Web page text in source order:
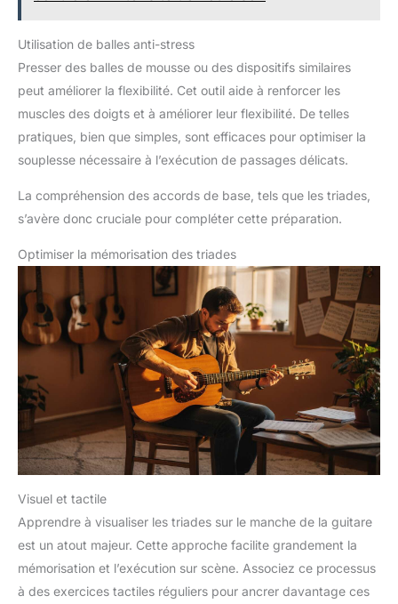
Utilisation de balles anti-stress
Presser des balles de mousse ou des dispositifs similaires
peut améliorer la flexibilité. Cet outil aide à renforcer les
muscles des doigts et à améliorer leur flexibilité. De telles
pratiques, bien que simples, sont efficaces pour optimiser la
souplesse nécessaire à l’exécution de passages délicats.
La compréhension des accords de base, tels que les triades,
s’avère donc cruciale pour compléter cette préparation.
Optimiser la mémorisation des triades
Visuel et tactile
Apprendre à visualiser les triades sur le manche de la guitare
est un atout majeur. Cette approche facilite grandement la
mémorisation et l’exécution sur scène. Associez ce processus
à des exercices tactiles réguliers pour ancrer davantage ces